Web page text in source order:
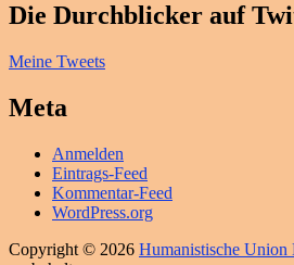
Die Durchblicker auf
Meine Tweets
Meta
Anmelden
Eintrags-Feed
Kommentar-Feed
WordPress.org
Copyright © 2026 Humanistische Union